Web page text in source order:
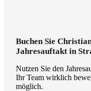
Buchen Sie
Jahresauftakt in
Nutzen Sie den
Ihr Team wirklich
möglich.